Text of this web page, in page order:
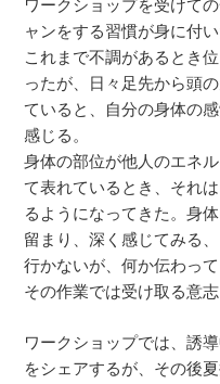
ワークショップを受けて
ャンをする習慣が身に付い
これまで不調があるとき
ったが、日々足先から頭
ていると、自分の身体の
感じる。
身体の部位が他人のエネ
て表れているとき、それ
るようになってきた。身
留まり、深く感じてみる
行かないが、何か伝わって
その作業では受け取る意
ワークショップでは、誘
をシェアするが、その後